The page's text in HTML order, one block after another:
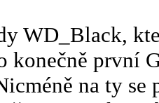
WD_Black,
konečně první
na ty se